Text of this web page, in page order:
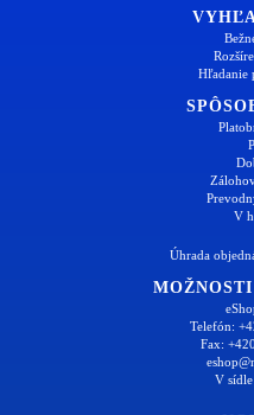
Hľadanie
V
Úhrada
Telefón:
Fax:
V